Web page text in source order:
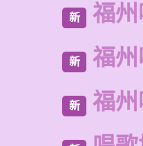
新 福
新 福
新 福